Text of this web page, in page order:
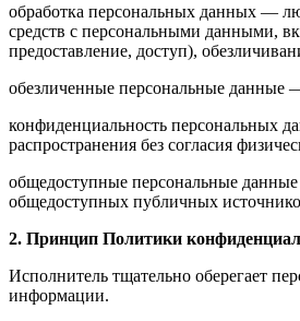
обработка персональных данных —
средств с персональными данными,
предоставление, доступ),
обезличенные персональные данные
конфиденциальность персональных
распространения без согласия
общедоступные персональные
общедоступных публичных
2. Принцип Политики
Исполнитель тщательно оберегает
информации.